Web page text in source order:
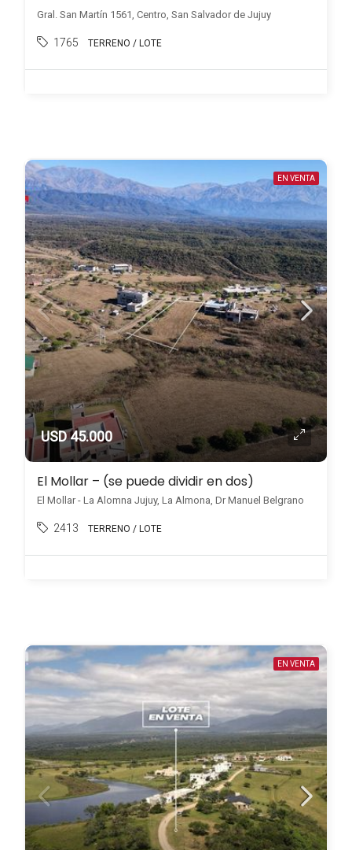
Gral. San Martín 1561, Centro, San Salvador de Jujuy
1765 TERRENO / LOTE
EN VENTA
USD 45.000
El Mollar – (se puede dividir en dos)
El Mollar - La Alomna Jujuy, La Almona, Dr Manuel Belgrano
2413 TERRENO / LOTE
EN VENTA